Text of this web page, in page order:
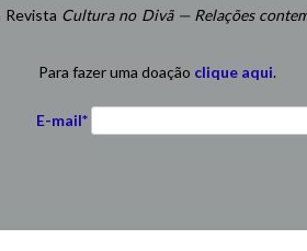
Revista Cultura no Divã — Relações
Para fazer uma doação clique aqui.
E-mail*